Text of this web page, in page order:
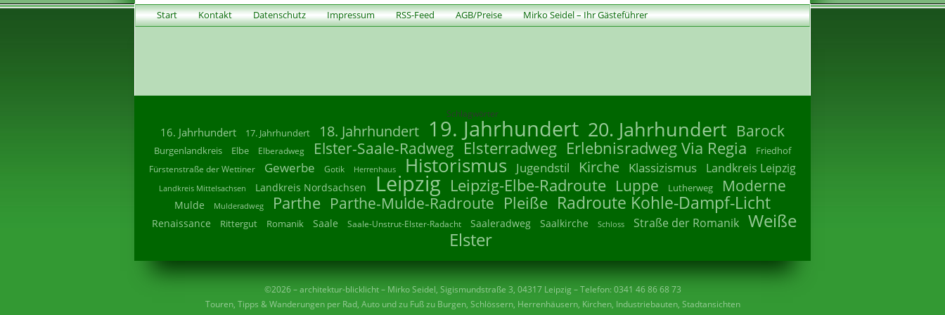
Start Kontakt Datenschutz Impressum RSS-Feed AGB/Preise Mirko Seidel – Ihr Gästeführer
Schlagwörter
16. Jahrhundert 17. Jahrhundert 18. Jahrhundert 19. Jahrhundert 20. Jahrhundert Barock
Burgenlandkreis Elbe Elberadweg Elster-Saale-Radweg Elsterradweg Erlebnisradweg Via Regia Friedhof
Fürstenstraße der Wettiner Gewerbe Gotik Herrenhaus Historismus Jugendstil Kirche Klassizismus Landkreis Leipzig
Landkreis Mittelsachsen Landkreis Nordsachsen Leipzig Leipzig-Elbe-Radroute Luppe Lutherweg Moderne
Mulde Mulderadweg Parthe Parthe-Mulde-Radroute Pleiße Radroute Kohle-Dampf-Licht
Renaissance Rittergut Romanik Saale Saale-Unstrut-Elster-Radacht Saaleradweg Saalkirche Schloss Straße der Romanik Weiße
Elster
©2026 – architektur-blicklicht – Mirko Seidel, Sigismundstraße 3, 04317 Leipzig – Telefon: 0341 46 86 68 73
Touren, Tipps & Wanderungen per Rad, Auto und zu Fuß zu Burgen, Schlössern, Herrenhäusern, Kirchen, Industriebauten, Stadtansichten